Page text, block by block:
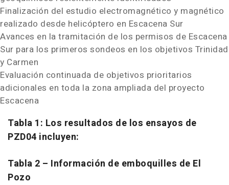
Finalización del estudio electromagnético y magnético
realizado desde helicóptero en Escacena Sur
Avances en la tramitación de los permisos de Escacena
Sur para los primeros sondeos en los objetivos Trinidad
y Carmen
Evaluación continuada de objetivos prioritarios
adicionales en toda la zona ampliada del proyecto
Escacena
Tabla 1: Los resultados de los ensayos de
PZD04 incluyen:
Tabla 2 – Información de emboquilles de El
Pozo